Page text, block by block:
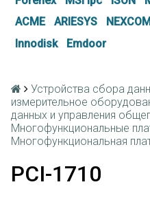
ACME
ARIESYS NEXCOM
Innodisk
Emdoor
Устройства сбора
измерительное
данных и управления
Многофункциональные
Многофункциональная
PCI-1710